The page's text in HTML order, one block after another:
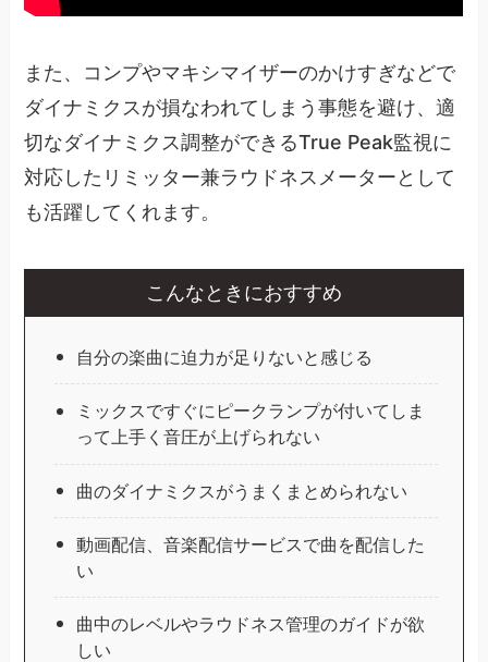
また、コンプやマキシマイザーのかけすぎなどで
ダイナミクスが損なわれてしまう事態を避け、適
切なダイナミクス調整ができるTrue Peak監視に
対応したリミッター兼ラウドネスメーターとして
も活躍してくれます。
こんなときにおすすめ
自分の楽曲に迫力が足りないと感じる
ミックスですぐにピークランプが付いてしま
って上手く音圧が上げられない
曲のダイナミクスがうまくまとめられない
動画配信、音楽配信サービスで曲を配信した
い
曲中のレベルやラウドネス管理のガイドが欲
しい